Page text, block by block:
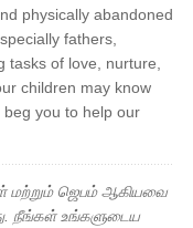
physically abandoned
fathers,
tasks of love, nurture,
children may know
you to help our
மற்றும் ஜெபம் ஆகியவை
நீங்கள் உங்களுடைய